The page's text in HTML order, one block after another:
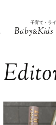
子育て・ラ
Baby&